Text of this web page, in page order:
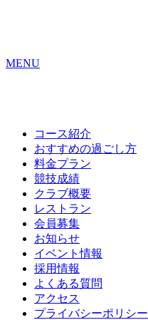
MENU
コース紹介
おすすめの過ごし方
料金プラン
競技成績
クラブ概要
レストラン
会員募集
お知らせ
イベント情報
採用情報
よくある質問
アクセス
プライバシーポリシー